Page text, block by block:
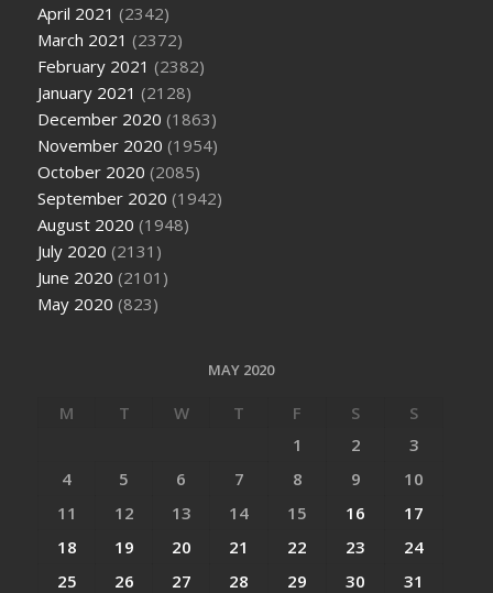
April 2021 (2342)
March 2021 (2372)
February 2021 (2382)
January 2021 (2128)
December 2020 (1863)
November 2020 (1954)
October 2020 (2085)
September 2020 (1942)
August 2020 (1948)
July 2020 (2131)
June 2020 (2101)
May 2020 (823)
MAY 2020
M T W T F S
S
1
2
3
4
5 6 7 8 9
10
11
12 13 14 15 16
17
18
19 20 21 22 23
24
25
26 27 28 29 30 31